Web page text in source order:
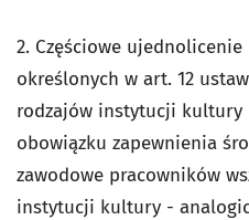
2. Częściowe
określonych w art. 12
rodzajów instytucji kultury
obowiązku zapewnienia
zawodowe pracowników
instytucji kultury -